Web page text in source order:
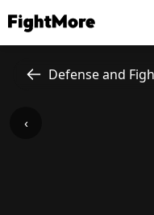
FightMore
Defense and
‹